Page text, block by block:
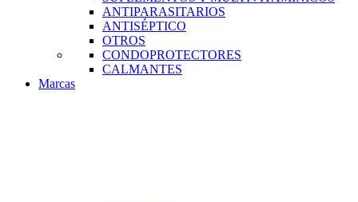
ANTIPARASITARIOS
ANTISÉPTICO
OTROS
CONDOPROTECTORES
CALMANTES
Marcas